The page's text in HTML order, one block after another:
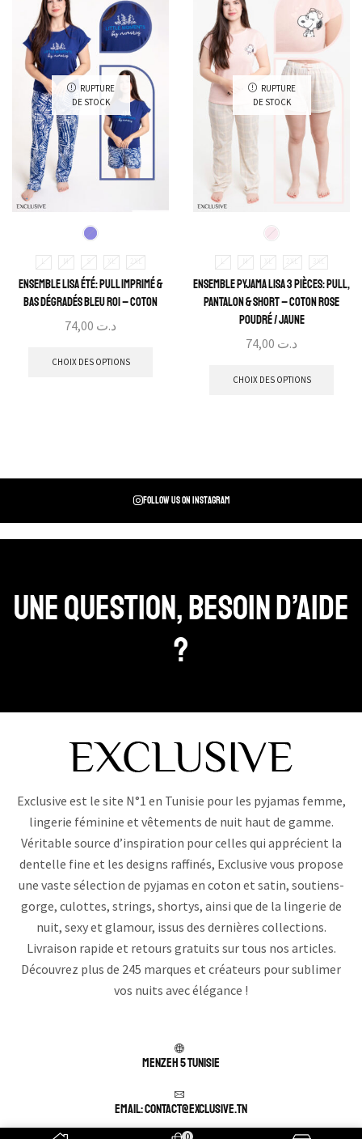
RUPTURE
DE STOCK
L M S XL 2XL
Ensemble Lisa Été: Pull Imprimé &
Bas Dégradés Bleu Roi – Coton
د.ت
CHOIX DES OPTIONS
RUPTURE
DE STOCK
L M XL 2XL 3XL
Ensemble Pyjama Lisa 3 Pièces: Pull,
Pantalon & Short – Coton Rose
poudré / Jaune
د.ت
CHOIX DES OPTIONS
Follow us on instagram
Une question, Besoin d’aide
?
Exclusive est le site N°1 en Tunisie pour les pyjamas femme,
lingerie féminine et vêtements de nuit haut de gamme.
Véritable source d’inspiration pour celles qui apprécient la
dentelle fine et les designs raffinés, Exclusive vous propose
une vaste sélection de pyjamas en coton et satin, soutiens-
gorge, culottes, strings, shortys, ainsi que de la lingerie de
nuit, sexy et glamour, issus des dernières collections.
Livraison rapide et retours gratuits sur tous nos articles.
Découvrez plus de 245 marques et créateurs pour sublimer
vos nuits avec élégance !
Menzeh 5 TUNISIE
Email: contact@exclusive.tn
0